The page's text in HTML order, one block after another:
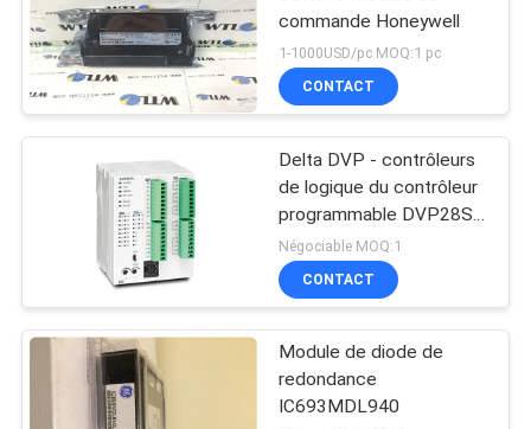
commande Honeywell
1-1000USD/pc MOQ:1 pc
CONTACT
Delta DVP - contrôleurs
de logique du contrôleur
programmable DVP28SV
de PLC de la série SV2
Négociable MOQ:1
CONTACT
Module de diode de
redondance
IC693MDL940